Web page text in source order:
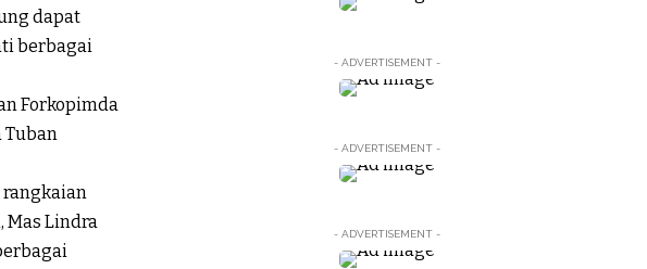
dapat
berbagai
Forkopimda
Tuban
rangkaian
Mas Lindra
- ADVERTISEMENT -
- ADVERTISEMENT -
- ADVERTISEMENT -